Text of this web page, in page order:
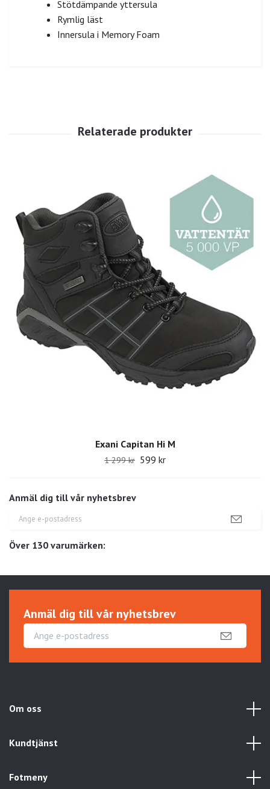
Anmäl dig till vår nyhetsbrev
Över 130 varumärken:
Stötdämpande yttersula
Rymlig läst
Innersula i Memory Foam
Exani Capitan Hi M
1 299 kr 599 kr
Anmäl dig till vår nyhetsbrev
Om oss
Kundtjänst
Fotmeny